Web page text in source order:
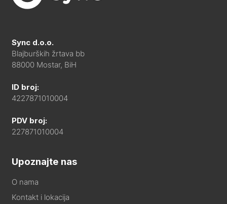
Sync d.o.o.
Blajburških žrtava bb
88000 Mostar, BiH
ID broj:
4227871010004
PDV broj:
227871010004
Upoznajte nas
O nama
Kontakt i lokacija